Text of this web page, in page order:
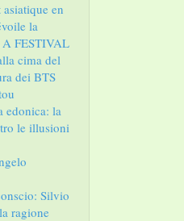
en
la
FESTIVAL
cima del
dei BTS
edonica: la
le illusioni
Silvio
ragione